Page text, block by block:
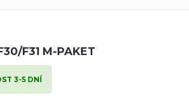
F31 M-PAKET
3-5 DNÍ